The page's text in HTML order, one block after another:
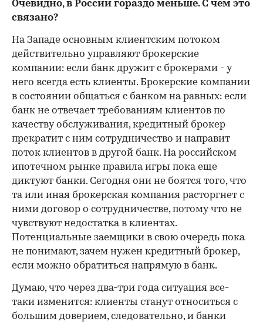
Очевидно, в России гораздо меньше. С чем это
связано?
На Западе основным клиентским потоком
действительно управляют брокерские
компании: если банк дружит с брокерами - у
него всегда есть клиенты. Брокерские компании
в состоянии общаться с банком на равных: если
банк не отвечает требованиям клиентов по
качеству обслуживания, кредитный брокер
прекратит с ним сотрудничество и направит
поток клиентов в другой банк. На российском
ипотечном рынке правила игры пока еще
диктуют банки. Сегодня они не боятся того, что
та или иная брокерская компания расторгнет с
ними договор о сотрудничестве, потому что не
чувствуют недостатка в клиентах.
Потенциальные заемщики в свою очередь пока
не понимают, зачем нужен кредитный брокер,
если можно обратиться напрямую в банк.
Думаю, что через два-три года ситуация все-
таки изменится: клиенты станут относиться с
большим доверием, следовательно, и банки